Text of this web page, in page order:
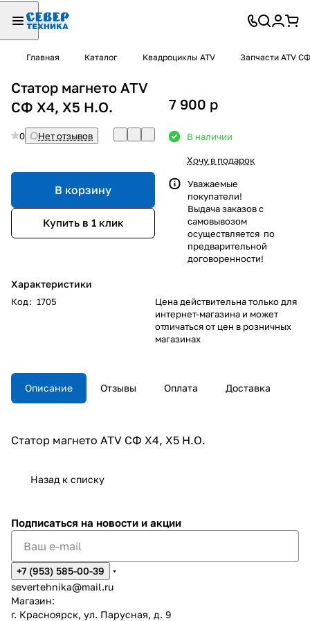
Главная Каталог Квадроциклы ATV Запчасти ATV СФ
Статор магнето ATV
СФ X4, X5 H.O.
0 Нет отзывов
В корзину
Купить в 1 клик
Характеристики
Код: 1705
7 900 p
В наличии
Хочу в подарок
Уважаемые
покупатели!
Выдача заказов с
самовывозом
осуществляется по
предварительной
договоренности!
Цена действительна только для
интернет-магазина и может
отличаться от цен в розничных
магазинах
Описание Отзывы Оплата Доставка
Статор магнето ATV СФ X4, X5 H.O.
Назад к списку
Подписаться на новости и акции
+7 (953) 585-00-39
severtehnika@mail.ru
Магазин:
г. Красноярск, ул. Парусная, д. 9